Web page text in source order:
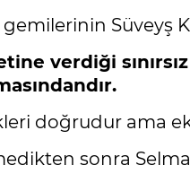
gemilerinin
verdiği
doğrudur ama
sonra